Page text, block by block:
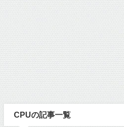
CPUの記事一覧